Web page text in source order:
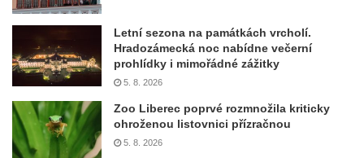
Letní sezona na památkách vrcholí.
Hradozámecká noc nabídne večerní
prohlídky i mimořádné zážitky
5. 8. 2026
Zoo Liberec poprvé rozmnožila kriticky
ohroženou listovnici přízračnou
5. 8. 2026